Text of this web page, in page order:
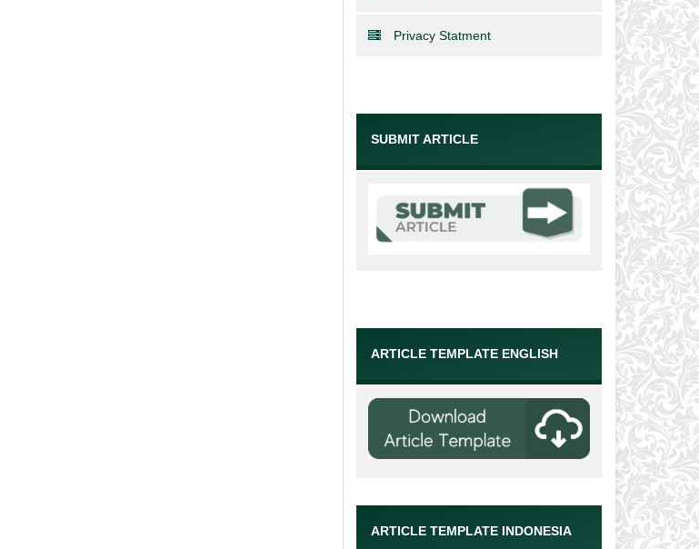
Privacy Statment
SUBMIT ARTICLE
ARTICLE TEMPLATE ENGLISH
ARTICLE TEMPLATE INDONESIA